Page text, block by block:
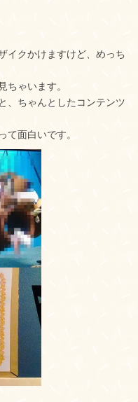
イクかけますけど、めっち
ゃいます。
、ちゃんとしたコンテンツ
面白いです。